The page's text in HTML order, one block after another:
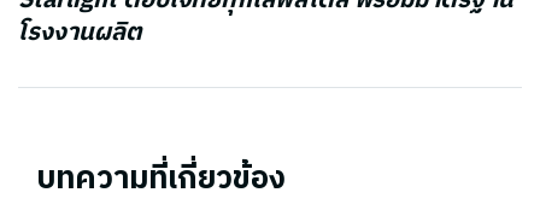
โรงงานผลิต
บทความที่เกี่ยวข้อง